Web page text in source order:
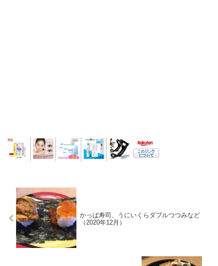
かっぱ寿司、うにいくらダブルつつみなど
（2020年12月）